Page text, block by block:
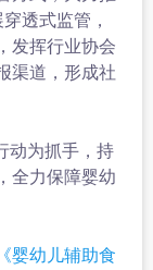
透式监管，
发挥行业协会
渠道，形成社
为抓手，持
全力保障婴幼
婴幼儿辅助食